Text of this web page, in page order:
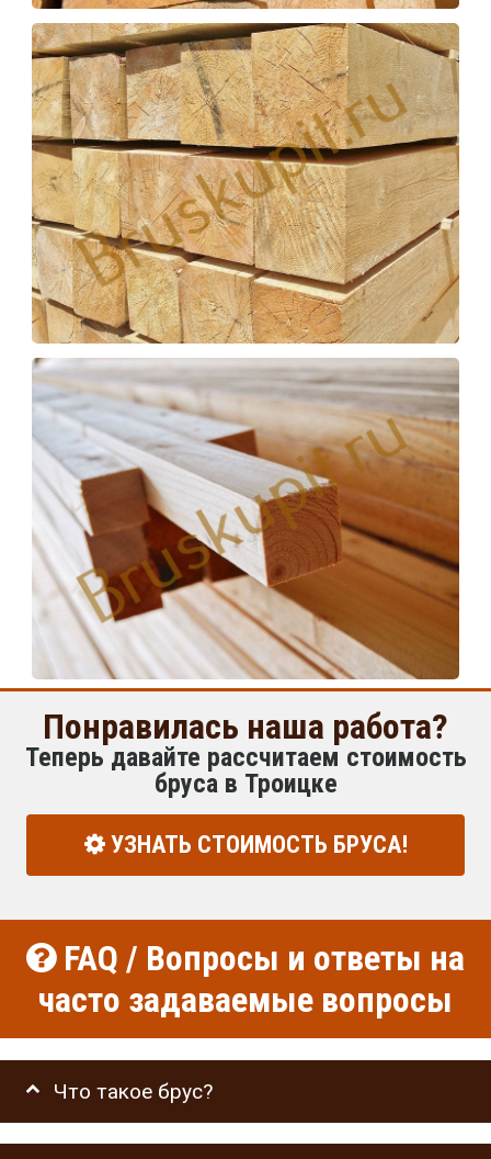
Понравилась наша работа?
Теперь давайте рассчитаем стоимость
бруса в Троицке
УЗНАТЬ СТОИМОСТЬ БРУСА!
FAQ / Вопросы и ответы на
часто задаваемые вопросы
Что такое брус?